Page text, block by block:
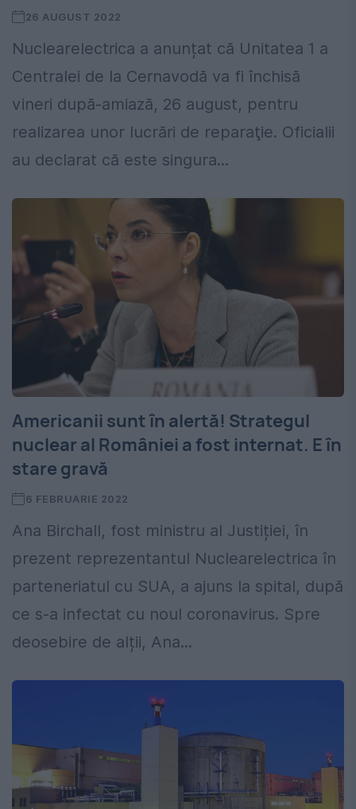
26 AUGUST 2022
Nuclearelectrica a anunțat că Unitatea 1 a
Centralei de la Cernavodă va fi închisă
vineri după-amiază, 26 august, pentru
realizarea unor lucrări de reparaţie. Oficialii
au declarat că este singura...
Americanii sunt în alertă! Strategul
nuclear al României a fost internat. E în
stare gravă
6 FEBRUARIE 2022
Ana Birchall, fost ministru al Justiției, în
prezent reprezentantul Nuclearelectrica în
parteneriatul cu SUA, a ajuns la spital, după
ce s-a infectat cu noul coronavirus. Spre
deosebire de alții, Ana...